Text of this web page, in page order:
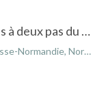
Location ancienne laiterie en briques à deux pas du charmant village de Beaumont en Auge
Normandie, France